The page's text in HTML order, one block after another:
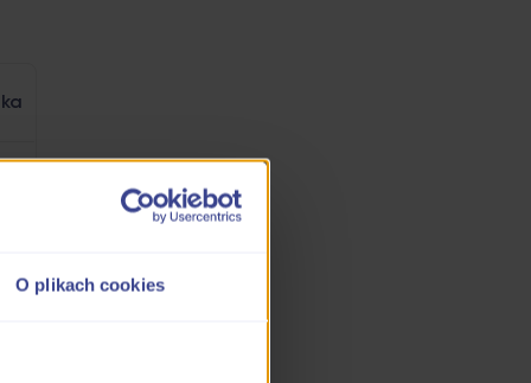
O plikach cookies